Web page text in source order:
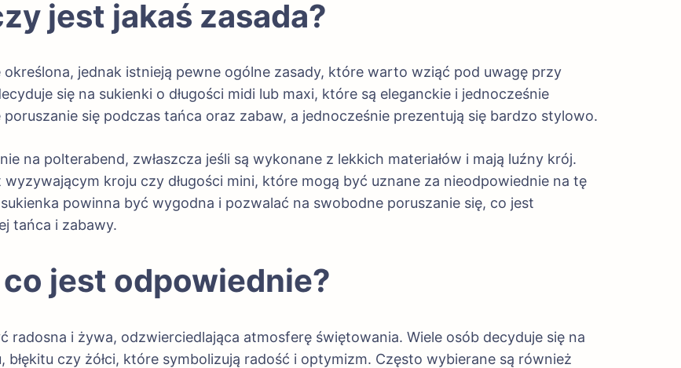
jest jakaś zasada?
określona, jednak istnieją pewne ogólne zasady, które warto wziąć pod uwagę przy
się na sukienki o długości midi lub maxi, które są eleganckie i jednocześnie
się podczas tańca oraz zabaw, a jednocześnie prezentują się bardzo stylowo.
na polterabend, zwłaszcza jeśli są wykonane z lekkich materiałów i mają luźny krój.
kroju czy długości mini, które mogą być uznane za nieodpowiednie na tę
powinna być wygodna i pozwalać na swobodne poruszanie się, co jest
tańca i zabawy.
jest odpowiednie?
i żywa, odzwierciedlająca atmosferę świętowania. Wiele osób decyduje się na
czy żółci, które symbolizują radość i optymizm. Często wybierane są również